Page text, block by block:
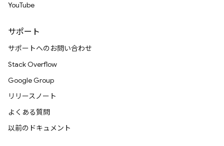
YouTube
サポート
サポートへのお問い合わせ
Stack Overflow
Google Group
リリースノート
よくある質問
以前のドキュメント